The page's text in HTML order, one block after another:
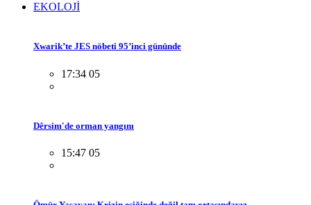
EKOLOJİ
Xwarik’te JES nöbeti 95’inci gününde
17:34 05
Dêrsim'de orman yangını
15:47 05